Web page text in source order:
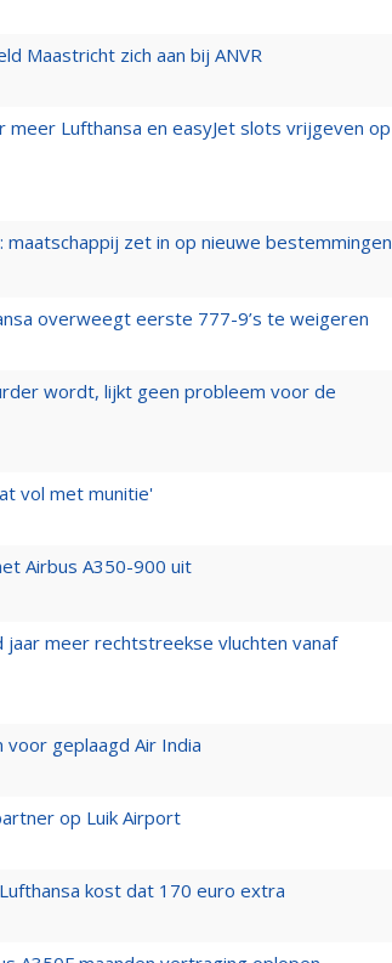
Maastricht zich aan bij ANVR
Lufthansa en easyJet slots vrijgeven op
maatschappij zet in op nieuwe bestemmingen
overweegt eerste 777-9’s te weigeren
wordt, lijkt geen probleem voor de
vol met munitie'
Airbus A350-900 uit
jaar meer rechtstreekse vluchten vanaf
geplaagd Air India
op Luik Airport
kost dat 170 euro extra